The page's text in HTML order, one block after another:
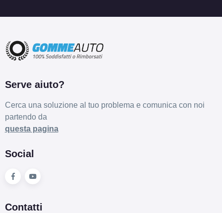
Serve aiuto?
Cerca una soluzione al tuo problema e comunica con noi
partendo da
questa pagina
Social
Contatti